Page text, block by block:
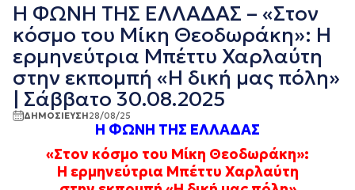
Η ΦΩΝΗ ΤΗΣ ΕΛΛΑΔΑΣ – «Στον
κόσμο του Μίκη Θεοδωράκη»: Η
ερμηνεύτρια Μπέττυ Χαρλαύτη
στην εκπομπή «Η δική μας πόλη»
| Σάββατο 30.08.2025
ΔΗΜΟΣΙΕΥΣΗ28/08/25
Η ΦΩΝΗ ΤΗΣ ΕΛΛΑΔΑΣ
«Στον κόσμο του Μίκη Θεοδωράκη»:
Η ερμηνεύτρια Μπέττυ Χαρλαύτη